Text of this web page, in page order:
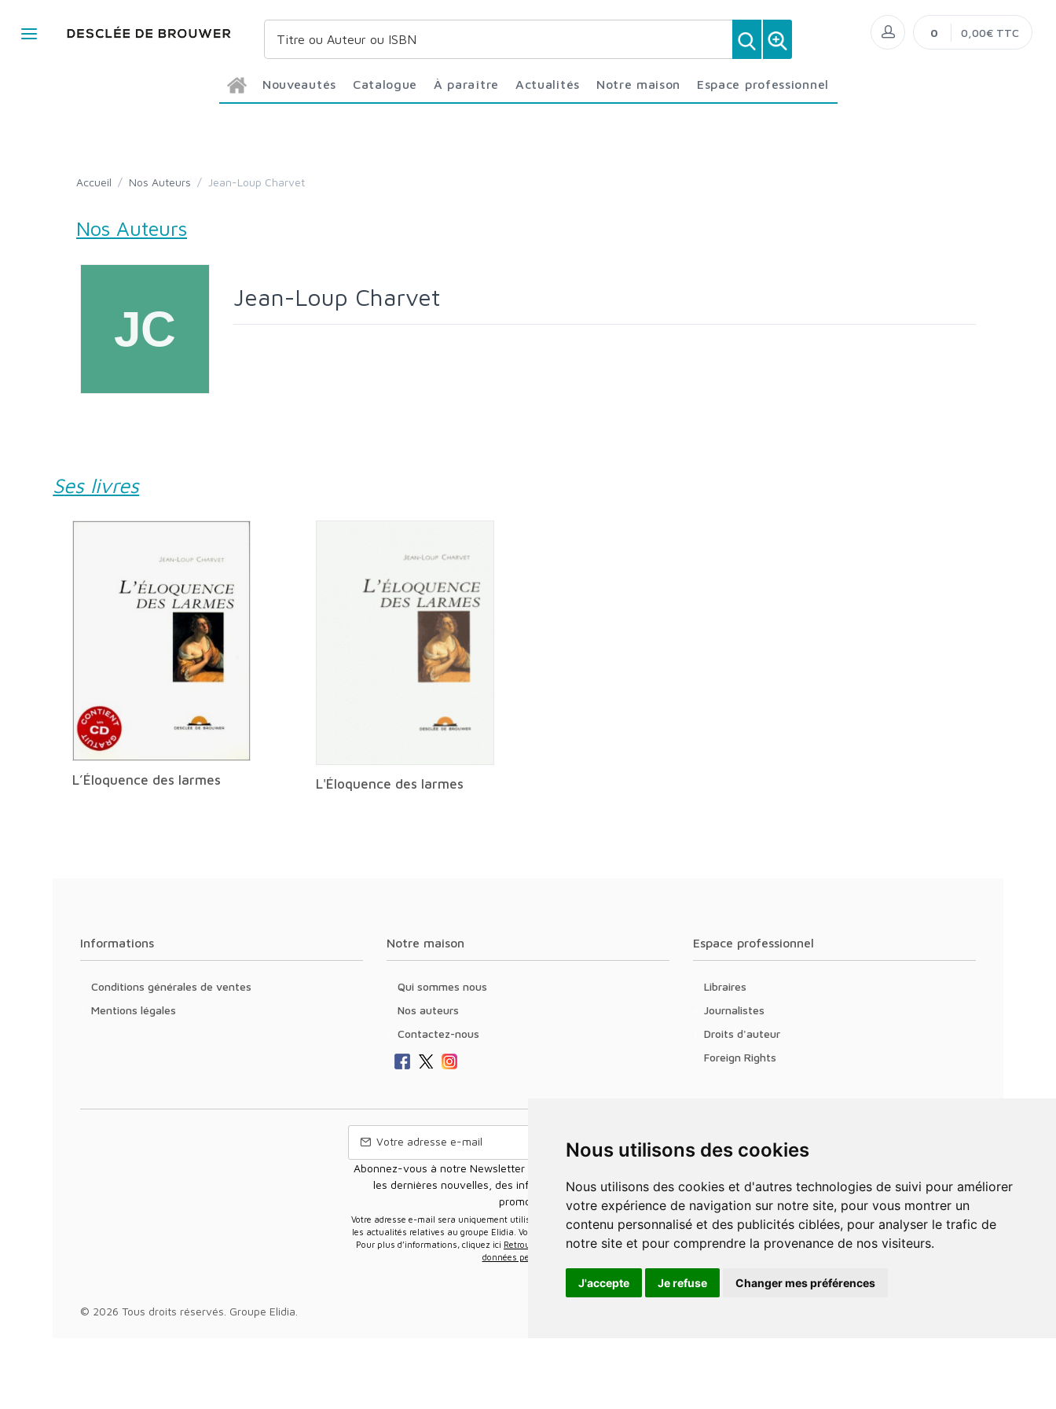
Nous utilisons des cookies
Nous utilisons des cookies et d'autres technologies de suivi pour améliorer
votre expérience de navigation sur notre site, pour vous montrer un
contenu personnalisé et des publicités ciblées, pour analyser le trafic de
notre site et pour comprendre la provenance de nos visiteurs.
J'accepte Je refuse Changer mes préférences
Nouveautés Catalogue À paraître Actualités Notre maison Espace professionnel
0 0,00€ TTC
Accueil / Nos Auteurs / Jean-Loup Charvet
Nos Auteurs
Jean-Loup Charvet
Ses livres
L’Éloquence des larmes L'Éloquence des larmes
Informations
Conditions générales de ventes
Mentions légales
Notre maison
Qui sommes nous
Nos auteurs
Contactez-nous
Espace professionnel
Libraires
Journalistes
Droits d'auteur
Foreign Rights
Abonnez-vous à notre Newsletter pour recevoir nos nouvelles offres,
les dernières nouvelles, des informations sur les ventes et les
promotions.
Votre adresse e-mail sera uniquement utilisée pour vous envoyer des informations sur
les actualités relatives au groupe Elidia. Vous pouvez vous désinscrire à tout moment.
Pour plus d’informations, cliquez ici Retrouvez ici notre politique de protection de vos
données personnelles
© 2026 Tous droits réservés. Groupe Elidia